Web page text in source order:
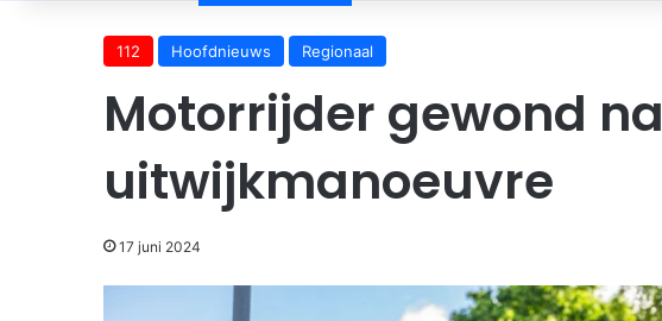
112 Hoofdnieuws Regionaal
Motorrijder gewond na
uitwijkmanoeuvre
17 juni 2024